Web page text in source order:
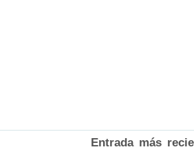
Entrada más